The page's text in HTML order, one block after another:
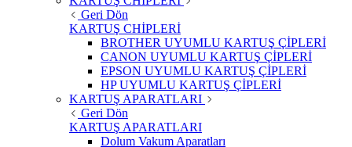
Geri Dön
KARTUŞ CHİPLERİ
BROTHER UYUMLU KARTUŞ ÇİPLERİ
CANON UYUMLU KARTUŞ ÇİPLERİ
EPSON UYUMLU KARTUŞ ÇİPLERİ
HP UYUMLU KARTUŞ ÇİPLERİ
KARTUŞ APARATLARI
Geri Dön
KARTUŞ APARATLARI
Dolum Vakum Aparatları